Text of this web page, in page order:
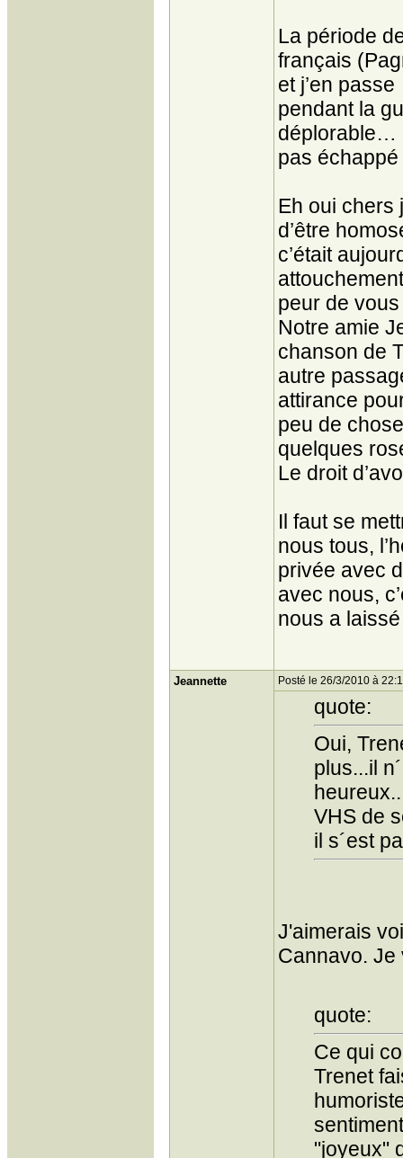
La période
français
et j’en
pendant la
déplorable…
pas
Eh oui
d’être
c’était
peur de
Notre amie
chanson de
autre
attirance
peu de
quelques
Le droit
Il faut se
nous tous,
privée avec
avec nous,
nous a
Jeannette Posté le 26/3/2010 à
quote:
Oui,
plus...il
VHS de
il s´est
J'aimerais
Cannavo. Je
quote:
Ce qui
Trenet
"joyeux"